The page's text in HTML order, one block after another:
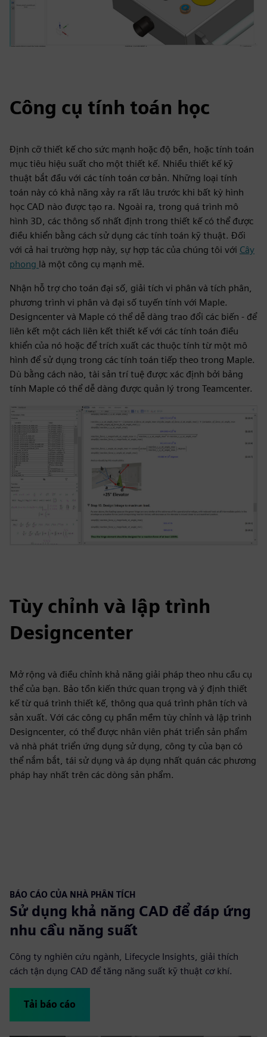
Công cụ tính toán học
Định cỡ thiết kế cho sức mạnh hoặc độ bền, hoặc tính toán
mục tiêu hiệu suất cho một thiết kế. Nhiều thiết kế kỹ
thuật bắt đầu với các tính toán cơ bản. Những loại tính
toán này có khả năng xảy ra rất lâu trước khi bất kỳ hình
học CAD nào được tạo ra. Ngoài ra, trong quá trình mô
hình 3D, các thông số nhất định trong thiết kế có thể được
điều khiển bằng cách sử dụng các tính toán kỹ thuật. Đối
với cả hai trường hợp này, sự hợp tác của chúng tôi với Cây
phong là một công cụ mạnh mẽ.
Nhận hỗ trợ cho toán đại số, giải tích vi phân và tích phân,
phương trình vi phân và đại số tuyến tính với Maple.
Designcenter và Maple có thể dễ dàng trao đổi các biến - để
liên kết một cách liên kết thiết kế với các tính toán điều
khiển của nó hoặc để trích xuất các thuộc tính từ một mô
hình để sử dụng trong các tính toán tiếp theo trong Maple.
Dù bằng cách nào, tài sản trí tuệ được xác định bởi bảng
tính Maple có thể dễ dàng được quản lý trong Teamcenter.
Tùy chỉnh và lập trình
Designcenter
Mở rộng và điều chỉnh khả năng giải pháp theo nhu cầu cụ
thể của bạn. Bảo tồn kiến thức quan trọng và ý định thiết
kế từ quá trình thiết kế, thông qua quá trình phân tích và
sản xuất. Với các công cụ phần mềm tùy chỉnh và lập trình
Designcenter, có thể được nhân viên phát triển sản phẩm
và nhà phát triển ứng dụng sử dụng, công ty của bạn có
thể nắm bắt, tái sử dụng và áp dụng nhất quán các phương
pháp hay nhất trên các dòng sản phẩm.
BÁO CÁO CỦA NHÀ PHÂN TÍCH
Sử dụng khả năng CAD để đáp ứng
nhu cầu năng suất
Công ty nghiên cứu ngành, Lifecycle Insights, giải thích
cách tận dụng CAD để tăng năng suất kỹ thuật cơ khí.
Tải báo cáo